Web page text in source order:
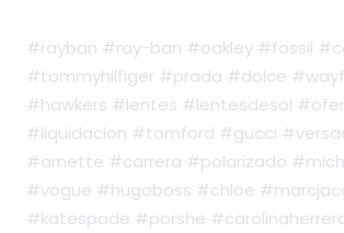
#rayban #ray-ban #oakley #fossil
#tommyhilfiger #prada #dolce
#hawkers #lentes #lentesdesol
#liquidacion #tomford #gucci
#arnette #carrera #polarizado
#vogue #hugoboss #chloe
#katespade #porshe